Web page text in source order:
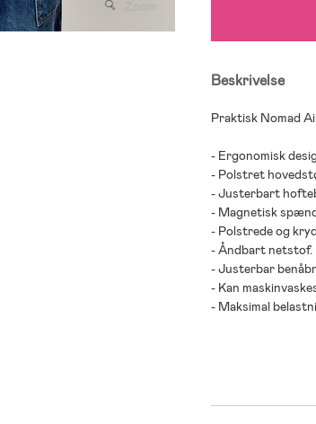
Beskrivelse
Praktisk Nomad
- Ergonomisk
- Polstret
- Justerbart
- Magnetisk
- Polstrede og
- Åndbart netstof.
- Justerbar
- Kan
- Maksimal